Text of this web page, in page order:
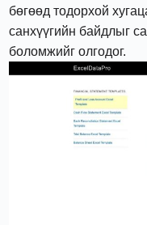
бөгөөд тодорхой
санхүүгийн байдлыг
боломжийг олгодог.